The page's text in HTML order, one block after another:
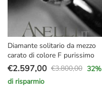
Diamante solitario da mezzo
carato di colore F purissimo
€3.800,00
Il
prezzo
€2.597,00
Il
prezzo
32%
di risparmio